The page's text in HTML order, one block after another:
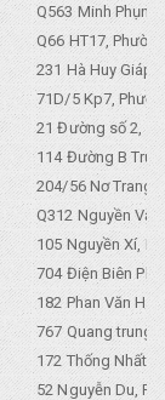
Q563 Minh
Q66 HT17,
231 Hà Huy Giáp,
71D/5 Kp7,
21 Đường số 2,
114 Đường B
204/56 Nơ Trang
Q312 Nguyền
105 Nguyền Xí,
704 Điện Biên
182 Phan Văn
767 Quang trung,
172 Thống Nhất.
52 Nguyễn Du,